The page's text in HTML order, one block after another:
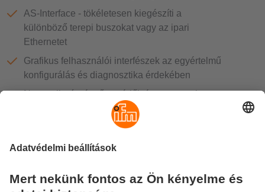
AS-Interface - tökéletesen kiegészíti a
különböző terepi buszokat vagy az ipari
Ethernetet
Grafikus felhasználói interfészek az egyértelmű
konfigurálás és diagnosztika érdekében
Nagy teljesítményű vezérlők és gateway-k